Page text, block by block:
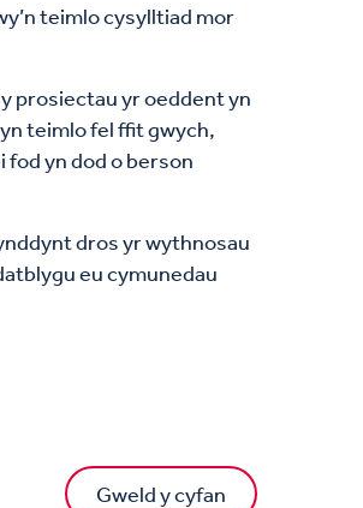
teimlo cysylltiad mor
prosiectau yr oeddent yn
teimlo fel ffit gwych,
fod yn dod o berson
dros yr wythnosau
eu cymunedau
Gweld y cyfan